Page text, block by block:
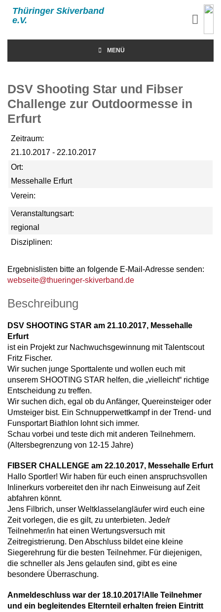
Thüringer Skiverband
e.V.
MENÜ
DSV Shooting Star und Fibser
Challenge zur Outdoormesse in
Erfurt
Zeitraum:
21.10.2017 - 22.10.2017
Ort:
Messehalle Erfurt
Verein:
Veranstaltungsart:
regional
Disziplinen:
Ergebnislisten bitte an folgende E-Mail-Adresse senden:
webseite@thueringer-skiverband.de
Beschreibung
DSV SHOOTING STAR am 21.10.2017, Messehalle
Erfurt
ist ein Projekt zur Nachwuchsgewinnung mit Talentscout
Fritz Fischer.
Wir suchen junge Sporttalente und wollen euch mit
unserem SHOOTING STAR helfen, die „vielleicht“ richtige
Entscheidung zu treffen.
Wir suchen dich, egal ob du Anfänger, Quereinsteiger oder
Umsteiger bist. Ein Schnupperwettkampf in der Trend- und
Funsportart Biathlon lohnt sich immer.
Schau vorbei und teste dich mit anderen Teilnehmern.
(Altersbegrenzung von 12-15 Jahre)
FIBSER CHALLENGE am 22.10.2017, Messehalle Erfurt
Hallo Sportler! Wir haben für euch einen anspruchsvollen
Inlinerkurs vorbereitet den ihr nach Einweisung auf Zeit
abfahren könnt.
Jens Filbrich, unser Weltklasselangläufer wird euch eine
Zeit vorlegen, die es gilt, zu unterbieten. Jede/r
Teilnehmer/in hat einen Wertungsversuch mit
Zeitregistrierung. Den Abschluss bildet eine kleine
Siegerehrung für die besten Teilnehmer. Für diejenigen,
die schneller als Jens gelaufen sind, gibt es eine
besondere Überraschung.
Anmeldeschluss war der 18.10.2017!Alle Teilnehmer
und ein begleitendes Elternteil erhalten freien Eintritt